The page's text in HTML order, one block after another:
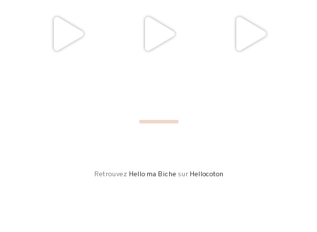
Retrouvez Hello ma Bichesur Hellocoton